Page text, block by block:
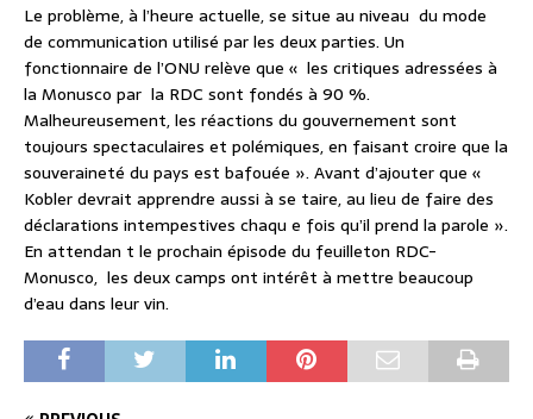
Le problème, à l’heure actuelle, se situe au niveau du mode
de communication utilisé par les deux parties. Un
fonctionnaire de l’ONU relève que « les critiques adressées à
la Monusco par la RDC sont fondés à 90 %.
Malheureusement, les réactions du gouvernement sont
toujours spectaculaires et polémiques, en faisant croire que la
souveraineté du pays est bafouée ». Avant d’ajouter que «
Kobler devrait apprendre aussi à se taire, au lieu de faire des
déclarations intempestives chaqu e fois qu’il prend la parole ».
En attendan t le prochain épisode du feuilleton RDC-
Monusco, les deux camps ont intérêt à mettre beaucoup
d’eau dans leur vin.